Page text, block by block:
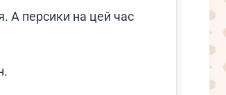
А персики на цей час